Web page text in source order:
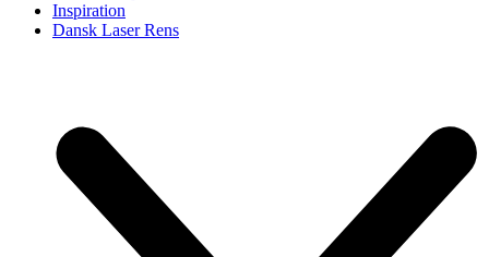
Inspiration
Dansk Laser Rens